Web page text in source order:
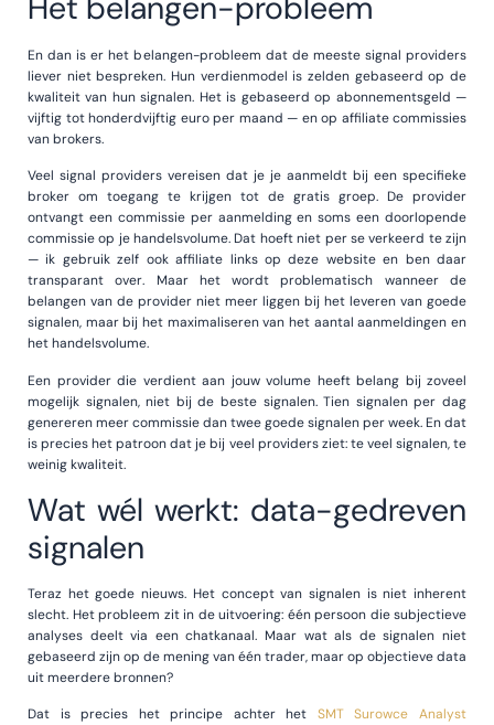
En dan is er het belangen-probleem dat de meeste signal providers
liever niet bespreken. Hun verdienmodel is zelden gebaseerd op de
kwaliteit van hun signalen. Het is gebaseerd op abonnementsgeld —
vijftig tot honderdvijftig euro per maand — en op affiliate commissies
van brokers.
Veel signal providers vereisen dat je je aanmeldt bij een specifieke
broker om toegang te krijgen tot de gratis groep. De provider
ontvangt een commissie per aanmelding en soms een doorlopende
commissie op je handelsvolume. Dat hoeft niet per se verkeerd te zijn
— ik gebruik zelf ook affiliate links op deze website en ben daar
transparant over. Maar het wordt problematisch wanneer de
belangen van de provider niet meer liggen bij het leveren van goede
signalen, maar bij het maximaliseren van het aantal aanmeldingen en
het handelsvolume.
Een provider die verdient aan jouw volume heeft belang bij zoveel
mogelijk signalen, niet bij de beste signalen. Tien signalen per dag
genereren meer commissie dan twee goede signalen per week. En dat
is precies het patroon dat je bij veel providers ziet: te veel signalen, te
weinig kwaliteit.
Wat wél werkt: data-gedreven
signalen
Teraz het goede nieuws. Het concept van signalen is niet inherent
slecht. Het probleem zit in de uitvoering: één persoon die subjectieve
analyses deelt via een chatkanaal. Maar wat als de signalen niet
gebaseerd zijn op de mening van één trader, maar op objectieve data
uit meerdere bronnen?
Dat is precies het principe achter het SMT Surowce Analyst